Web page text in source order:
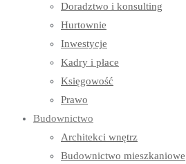
Doradztwo i konsulting
Hurtownie
Inwestycje
Kadry i płace
Księgowość
Prawo
Budownictwo
Architekci wnętrz
Budownictwo mieszkaniowe